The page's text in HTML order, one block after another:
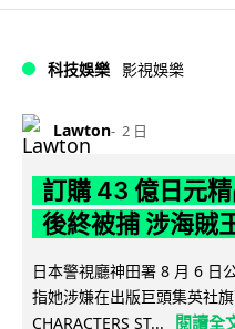
科技娛樂 影視娛樂
Lawton 2 日
訂購 43 億日元
後終被捕 涉海賊
日本警視廳神田署 8 月 6 日
指她涉嫌在出版巨頭集英社
CHARACTERS ST...
閱讀全